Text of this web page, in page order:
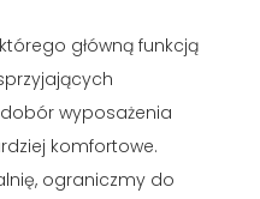
główną funkcją
wyposażenia
komfortowe.
ograniczmy do